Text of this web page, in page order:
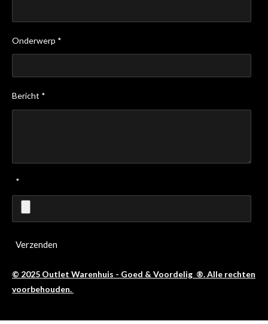
Onderwerp *
Bericht *
*
Verzenden
© 2025 Outlet Warenhuis - Goed & Voordelig ®. Alle rechten
voorbehouden.